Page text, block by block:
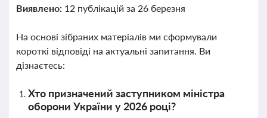
Виявлено: 12 публікацій за 26 березня
На основі зібраних матеріалів ми сформували
короткі відповіді на актуальні запитання. Ви
дізнаєтесь:
Хто призначений заступником міністра
оборони України у 2026 році?